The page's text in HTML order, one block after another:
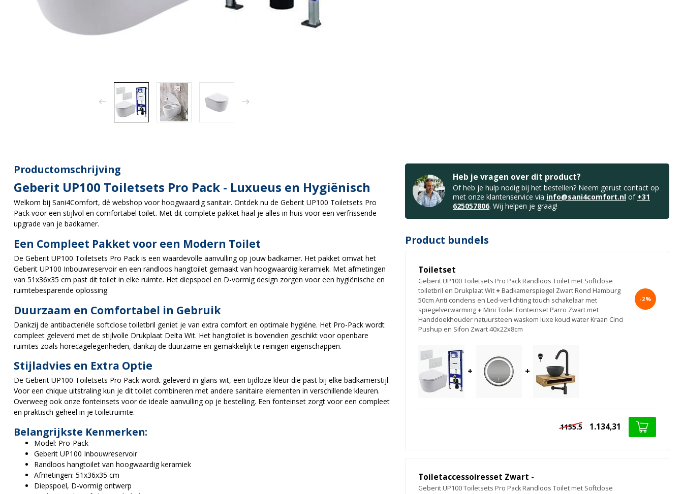
Productomschrijving
Geberit UP100 Toiletsets Pro Pack - Luxueus en Hygiënisch
Welkom bij Sani4Comfort, dé webshop voor hoogwaardig sanitair. Ontdek nu de Geberit UP100 Toiletsets Pro
Pack voor een stijlvol en comfortabel toilet. Met dit complete pakket haal je alles in huis voor een verfrissende
upgrade van je badkamer.
Een Compleet Pakket voor een Modern Toilet
De Geberit UP100 Toiletsets Pro Pack is een waardevolle aanvulling op jouw badkamer. Het pakket omvat het
Geberit UP100 Inbouwreservoir en een randloos hangtoilet gemaakt van hoogwaardig keramiek. Met afmetingen
van 51x36x35 cm past dit toilet in elke ruimte. Het diepspoel en D-vormig design zorgen voor een hygiënische en
ruimtebesparende oplossing.
Duurzaam en Comfortabel in Gebruik
Dankzij de antibacteriële softclose toiletbril geniet je van extra comfort en optimale hygiëne. Het Pro-Pack wordt
compleet geleverd met de stijlvolle Drukplaat Delta Wit. Het hangtoilet is bovendien geschikt voor openbare
ruimtes zoals horecagelegenheden, dankzij de duurzame en gemakkelijk te reinigen eigenschappen.
Stijladvies en Extra Optie
De Geberit UP100 Toiletsets Pro Pack wordt geleverd in glans wit, een tijdloze kleur die past bij elke badkamerstijl.
Voor een chique uitstraling kun je dit toilet combineren met andere sanitaire elementen in verschillende kleuren.
Overweeg ook onze fonteinsets voor de ideale aanvulling op je bestelling. Een fonteinset zorgt voor een compleet
en praktisch geheel in je toiletruimte.
Belangrijkste Kenmerken:
Model: Pro-Pack
Geberit UP100 Inbouwreservoir
Randloos hangtoilet van hoogwaardig keramiek
Afmetingen: 51x36x35 cm
Diepspoel, D-vormig ontwerp
Heb je vragen over dit product?
Of heb je hulp nodig bij het bestellen? Neem gerust contact op
met onze klantenservice via info@sani4comfort.nl of +31
625057806. Wij helpen je graag!
Product bundels
Toiletset
Geberit UP100 Toiletsets Pro Pack Randloos Toilet met Softclose
toiletbril en Drukplaat Wit + Badkamerspiegel Zwart Rond Hamburg
50cm Anti condens en Led-verlichting touch schakelaar met
spiegelverwarming + Mini Toilet Fonteinset Parro Zwart met
Handdoekhouder natuursteen waskom luxe koud water Kraan Cinci
Pushup en Sifon Zwart 40x22x8cm
-2%
+ +
1155.5 1.134,31
Toiletaccessoiresset Zwart -
Geberit UP100 Toiletsets Pro Pack Randloos Toilet met Softclose